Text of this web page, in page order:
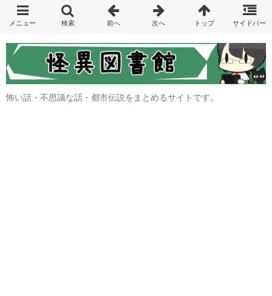
怖い話・不思議な話・都市伝説をまとめるサイトです。